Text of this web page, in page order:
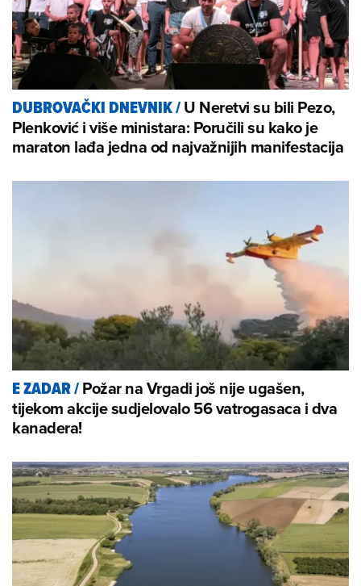
DUBROVAČKI DNEVNIK/U Neretvi su bili Pezo,
Plenković i više ministara: Poručili su kako je
maraton lađa jedna od najvažnijih manifestacija
E ZADAR/Požar na Vrgadi još nije ugašen,
tijekom akcije sudjelovalo 56 vatrogasaca i dva
kanadera!